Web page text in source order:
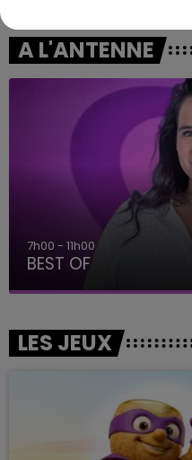
A L'ANTENNE
7h00 - 11h00
BEST OF
LES JEUX